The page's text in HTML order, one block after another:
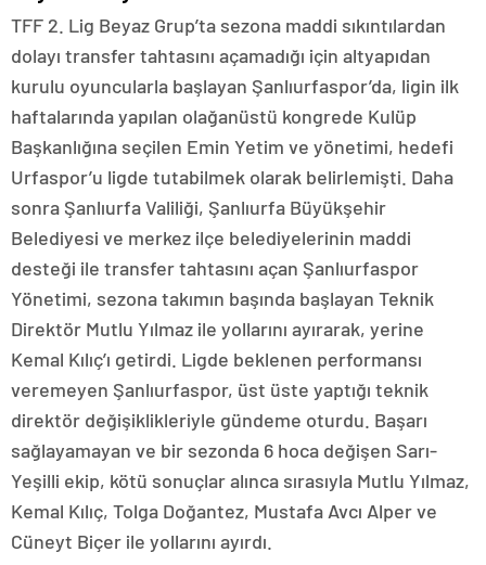
TFF 2. Lig Beyaz Grup’ta sezona maddi sıkıntılardan
dolayı transfer tahtasını açamadığı için altyapıdan
kurulu oyuncularla başlayan Şanlıurfaspor’da, ligin ilk
haftalarında yapılan olağanüstü kongrede Kulüp
Başkanlığına seçilen Emin Yetim ve yönetimi, hedefi
Urfaspor’u ligde tutabilmek olarak belirlemişti. Daha
sonra Şanlıurfa Valiliği, Şanlıurfa Büyükşehir
Belediyesi ve merkez ilçe belediyelerinin maddi
desteği ile transfer tahtasını açan Şanlıurfaspor
Yönetimi, sezona takımın başında başlayan Teknik
Direktör Mutlu Yılmaz ile yollarını ayırarak, yerine
Kemal Kılıç’ı getirdi. Ligde beklenen performansı
veremeyen Şanlıurfaspor, üst üste yaptığı teknik
direktör değişiklikleriyle gündeme oturdu. Başarı
sağlayamayan ve bir sezonda 6 hoca değişen Sarı-
Yeşilli ekip, kötü sonuçlar alınca sırasıyla Mutlu Yılmaz,
Kemal Kılıç, Tolga Doğantez, Mustafa Avcı Alper ve
Cüneyt Biçer ile yollarını ayırdı.